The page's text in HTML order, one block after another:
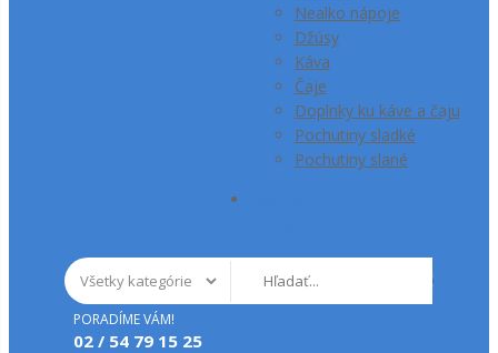
Nealko nápoje
Džúsy
Káva
Čaje
Doplnky ku káve a čaju
Pochutiny sladké
Pochutiny slané
PORADÍME VÁM!
02 / 54 79 15 25